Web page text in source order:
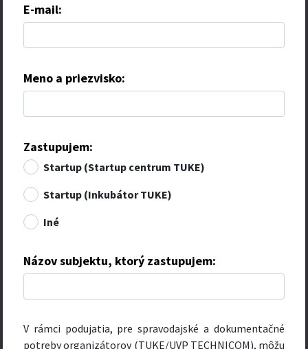
E-mail:
Meno a priezvisko:
Zastupujem:
Startup (Startup centrum TUKE)
Startup (Inkubátor TUKE)
Iné
Názov subjektu, ktorý zastupujem:
V rámci podujatia, pre spravodajské a dokumentačné
potreby organizátorov (TUKE/UVP TECHNICOM), môžu